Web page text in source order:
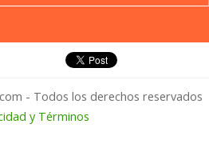
Califica tu
- Todos los derechos reservados
y Términos